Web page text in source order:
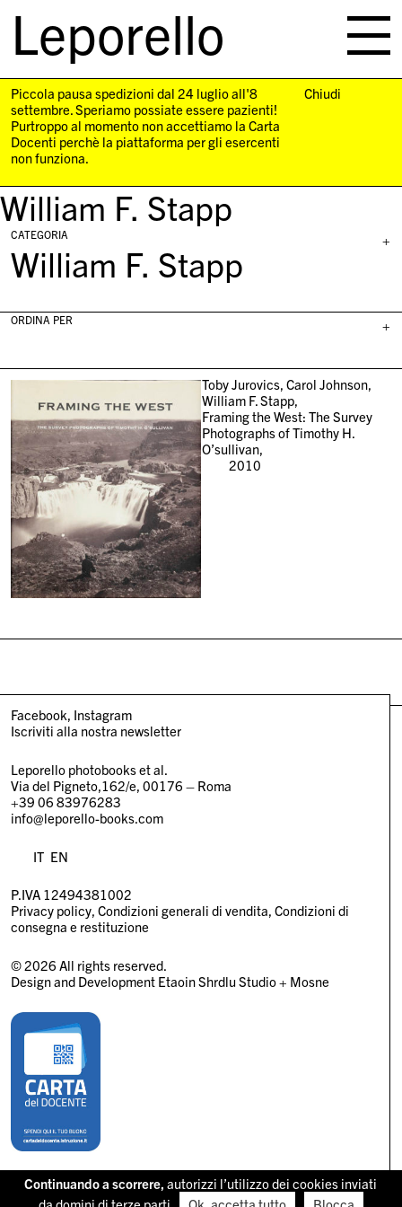
Leporello
navigation
Piccola pausa spedizioni dal 24 luglio all'8
settembre. Speriamo possiate essere pazienti!
Purtroppo al momento non accettiamo la Carta
Docenti perchè la piattaforma per gli esercenti
non funziona.
Chiudi
William F. Stapp
+
CATEGORIA
William F. Stapp
+
ORDINA PER
Toby Jurovics, Carol Johnson,
William F. Stapp,
Framing the West: The Survey
Photographs of Timothy H.
O’sullivan,
2010
Facebook Instagram
Iscriviti alla nostra newsletter
Leporello photobooks et al.
Via del Pigneto,162/e, 00176 – Roma
+39 06 83976283
info@leporello-books.com
IT EN
P.IVA 12494381002
Privacy policy Condizioni generali di vendita Condizioni di
consegna e restituzione
© 2026 All rights reserved.
Design and Development Etaoin Shrdlu Studio+ Mosne
Continuando a scorrere, autorizzi l’utilizzo dei cookies inviati